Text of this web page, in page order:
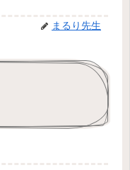
まるり先生